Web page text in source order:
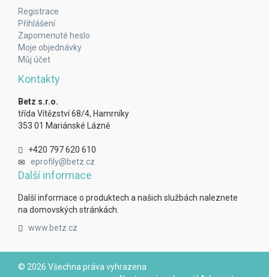
Registrace
Přihlášení
Zapomenuté heslo
Moje objednávky
Můj účet
Kontakty
Betz s.r.o.
třída Vítězství 68/4, Hamrníky
353 01 Mariánské Lázně
+420 797 620 610
eprofily@betz.cz
Další informace
Další informace o produktech a našich službách naleznete
na domovských stránkách.
www.betz.cz
© 2026 Všechna práva vyhrazena